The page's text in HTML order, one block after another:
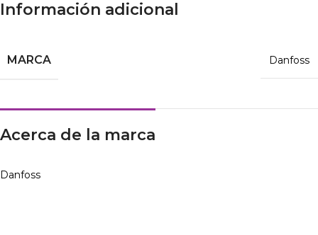
Información adicional
MARCA Danfoss
Acerca de la marca
Danfoss